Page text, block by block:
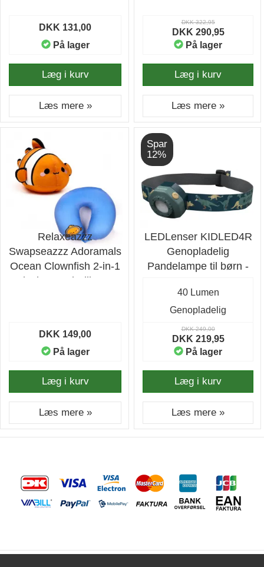
DKK 131,00
På lager
Læg i kurv
Læs mere »
DKK 322,95
DKK 290,95
På lager
Læg i kurv
Læs mere »
Relaxeazzz
Swapseazzz Adoramals
Ocean Clownfish 2-in-1
Plush Travel Pillow &
DKK 149,00
På lager
Læg i kurv
Læs mere »
Spar
12%
LEDLenser KIDLED4R
Genopladelig
Pandelampe til børn -
40 Lumen
Genopladelig
DKK 249,00
DKK 219,95
På lager
Læg i kurv
Læs mere »